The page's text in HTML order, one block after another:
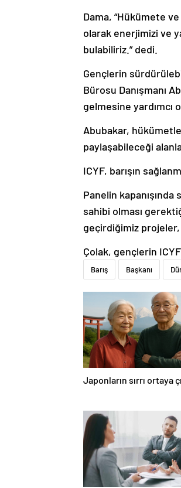
Dama, “Hükümete
olarak enerjimizi ve
bulabiliriz.” dedi.
Gençlerin
Bürosu Danışmanı
gelmesine yardımcı
Abubakar,
paylaşabileceği
ICYF, barışın
Panelin
sahibi olması
geçirdiğimiz
Çolak, gençlerin
Barış Başkanı
Japonların sırrı ortaya